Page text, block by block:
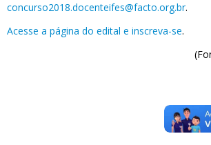
concurso2018.docenteifes@facto.org.br.
Acesse a página do edital e inscreva-se.